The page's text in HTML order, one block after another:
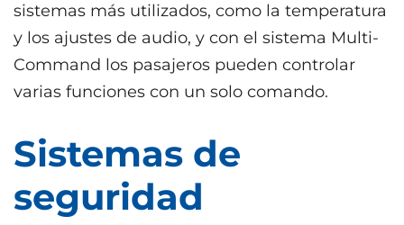
sistemas más utilizados, como la temperatura
y los ajustes de audio, y con el sistema Multi-
Command los pasajeros pueden controlar
varias funciones con un solo comando.
Sistemas de
seguridad